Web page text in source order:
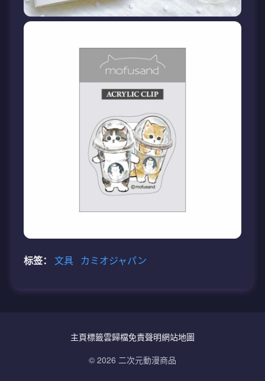
标签： 文具 カミオジャパン
主頁標籤雲歸檔免責聲明網站地圖
© 2026 二次元動漫商品